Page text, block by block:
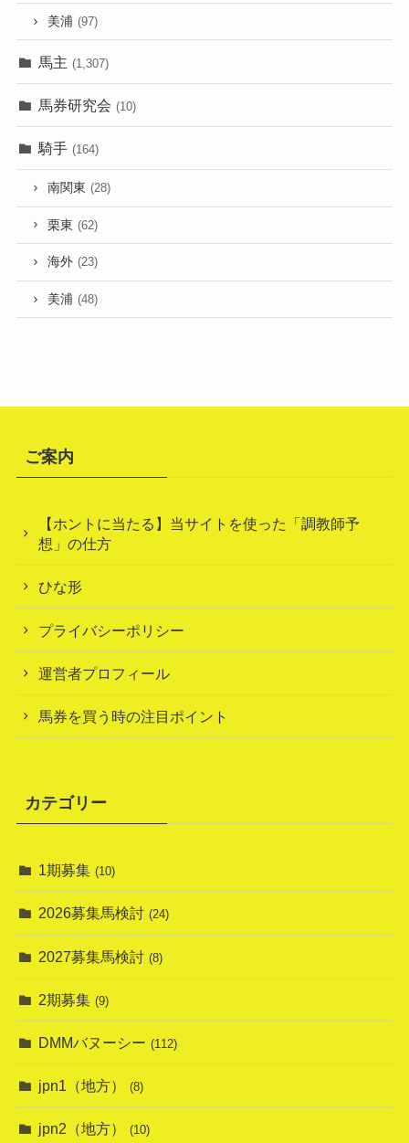
美浦 (97)
馬主 (1,307)
馬券研究会 (10)
騎手 (164)
南関東 (28)
栗東 (62)
海外 (23)
美浦 (48)
ご案内
【ホントに当たる】当サイトを使った「調教師予
想」の仕方
ひな形
プライバシーポリシー
運営者プロフィール
馬券を買う時の注目ポイント
カテゴリー
1期募集 (10)
2026募集馬検討 (24)
2027募集馬検討 (8)
2期募集 (9)
DMMバヌーシー (112)
jpn1（地方） (8)
jpn2（地方） (10)